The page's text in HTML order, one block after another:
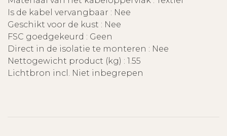
Is de kabel vervangbaar : Nee
Geschikt voor de kust : Nee
FSC goedgekeurd : Geen
Direct in de isolatie te monteren : Nee
Nettogewicht product (kg) : 1.55
Lichtbron incl. Niet inbegrepen